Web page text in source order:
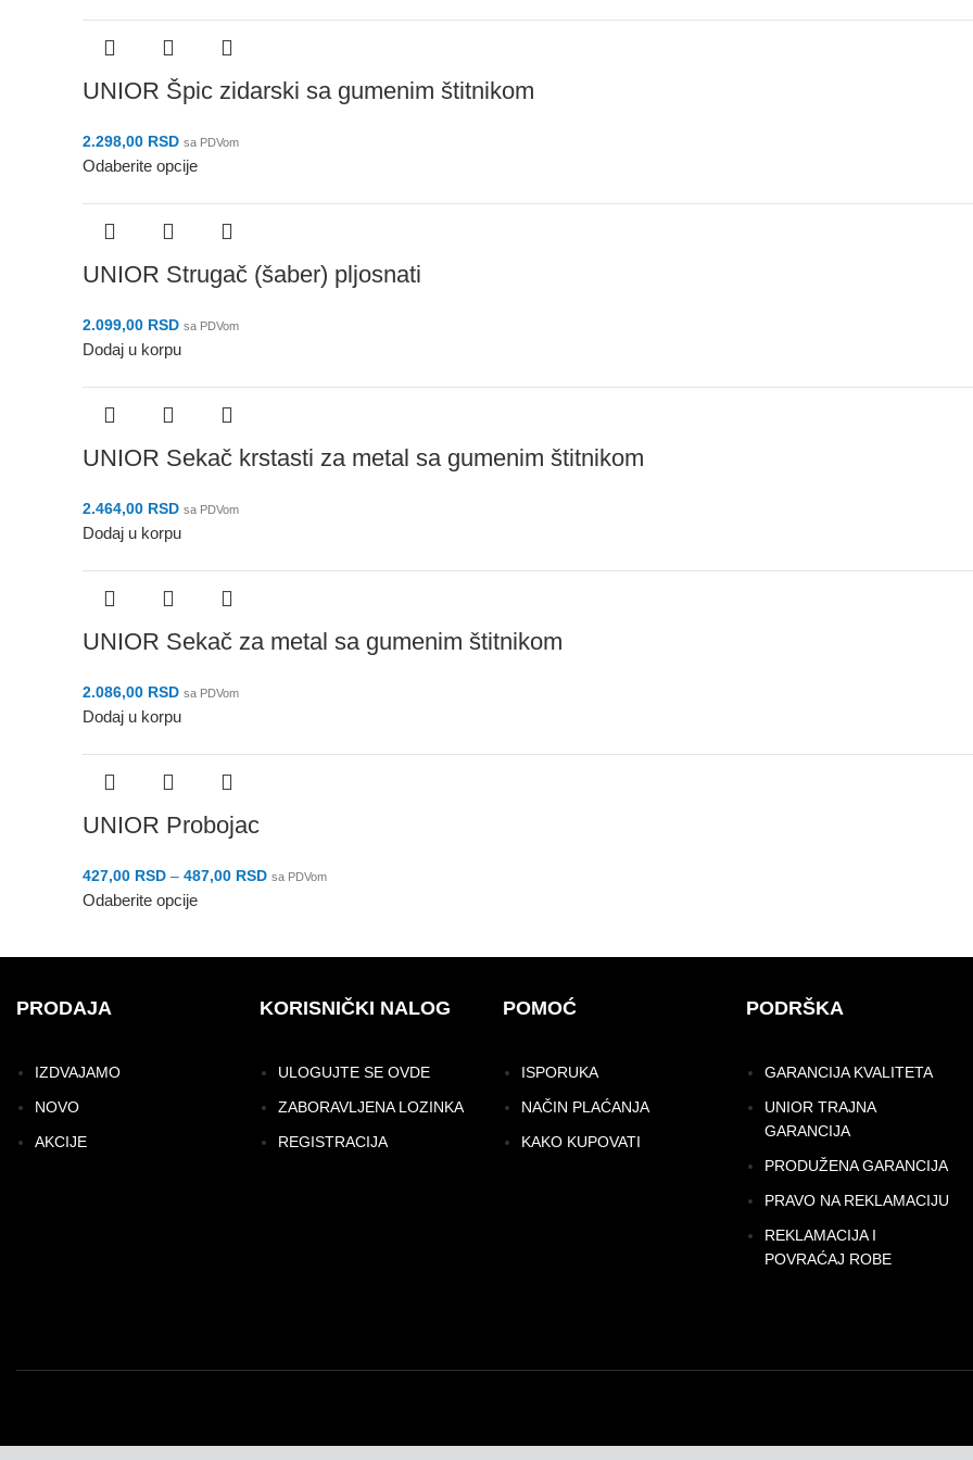
UNIOR Špic zidarski sa gumenim štitnikom
2.298,00 RSD sa PDVom
Odaberite opcije
UNIOR Strugač (šaber) pljosnati
2.099,00 RSD sa PDVom
Dodaj u korpu
UNIOR Sekač krstasti za metal sa gumenim štitnikom
2.464,00 RSD sa PDVom
Dodaj u korpu
UNIOR Sekač za metal sa gumenim štitnikom
2.086,00 RSD sa PDVom
Dodaj u korpu
UNIOR Probojac
427,00 RSD – 487,00 RSD sa PDVom
Odaberite opcije
PRODAJA
IZDVAJAMO
NOVO
AKCIJE
KORISNIČKI NALOG
ULOGUJTE SE OVDE
ZABORAVLJENA LOZINKA
REGISTRACIJA
POMOĆ
ISPORUKA
NAČIN PLAĆANJA
KAKO KUPOVATI
PODRŠKA
GARANCIJA KVALITETA
UNIOR TRAJNA
GARANCIJA
PRODUŽENA GARANCIJA
PRAVO NA REKLAMACIJU
REKLAMACIJA I
POVRAĆAJ ROBE